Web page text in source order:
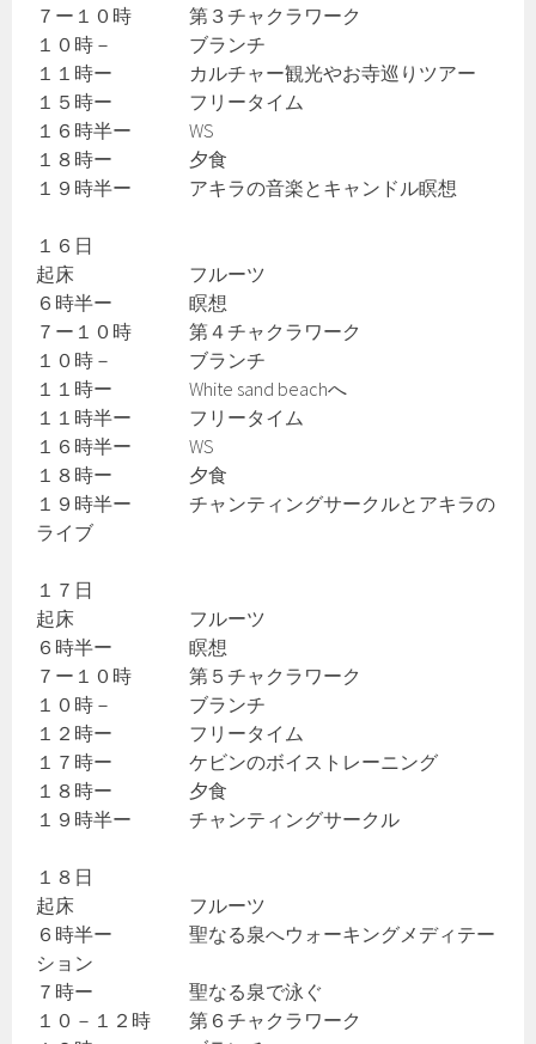
７ー１０時 第３チャクラワーク
１０時－ ブランチ
１１時ー カルチャー観光やお寺巡りツアー
１５時ー フリータイム
１６時半ー WS
１８時ー 夕食
１９時半ー アキラの音楽とキャンドル瞑想
１６日
起床 フルーツ
６時半ー 瞑想
７ー１０時 第４チャクラワーク
１０時－ ブランチ
１１時ー White sand beachへ
１１時半ー フリータイム
１６時半ー WS
１８時ー 夕食
１９時半ー チャンティングサークルとアキラの
ライブ
１７日
起床 フルーツ
６時半ー 瞑想
７ー１０時 第５チャクラワーク
１０時－ ブランチ
１２時ー フリータイム
１７時ー ケビンのボイストレーニング
１８時ー 夕食
１９時半ー チャンティングサークル
１８日
起床 フルーツ
６時半ー 聖なる泉へウォーキングメディテー
ション
７時ー 聖なる泉で泳ぐ
１０－１２時 第６チャクラワーク